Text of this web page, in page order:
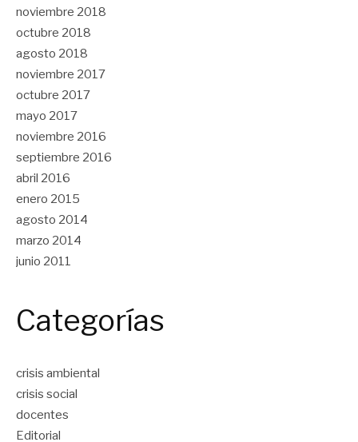
noviembre 2018
octubre 2018
agosto 2018
noviembre 2017
octubre 2017
mayo 2017
noviembre 2016
septiembre 2016
abril 2016
enero 2015
agosto 2014
marzo 2014
junio 2011
Categorías
crisis ambiental
crisis social
docentes
Editorial